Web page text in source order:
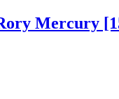
Mercury